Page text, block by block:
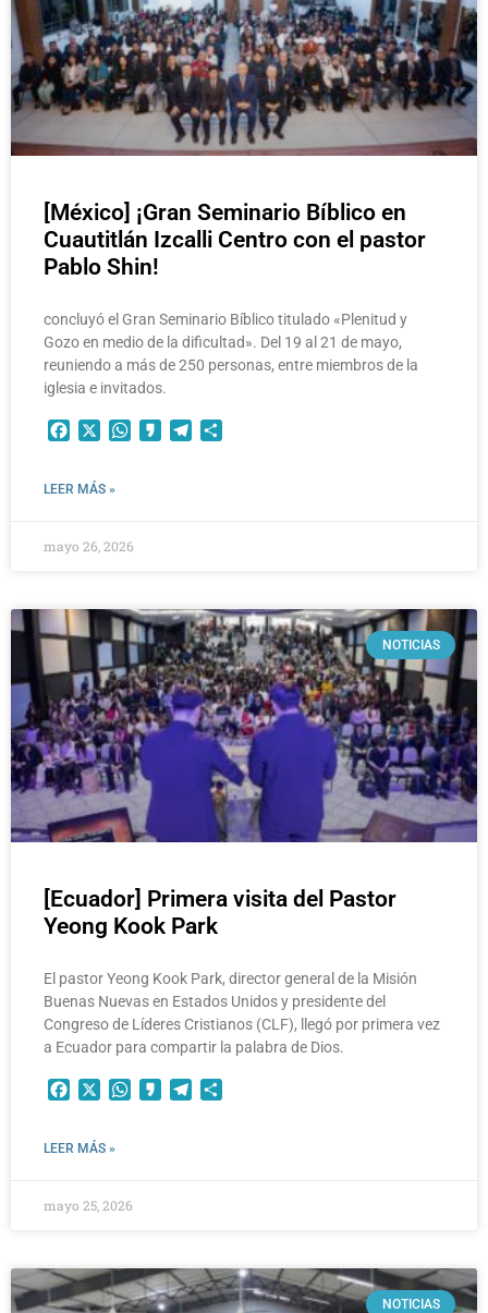
[México] ¡Gran Seminario Bíblico en
Cuautitlán Izcalli Centro con el pastor
Pablo Shin!
concluyó el Gran Seminario Bíblico titulado «Plenitud y
Gozo en medio de la dificultad». Del 19 al 21 de mayo,
reuniendo a más de 250 personas, entre miembros de la
iglesia e invitados.
FacebookWhatsApp
KakaoTelegram
LEER MÁS »
mayo 26, 2026
NOTICIAS
[Ecuador] Primera visita del Pastor
Yeong Kook Park
El pastor Yeong Kook Park, director general de la Misión
Buenas Nuevas en Estados Unidos y presidente del
Congreso de Líderes Cristianos (CLF), llegó por primera vez
a Ecuador para compartir la palabra de Dios.
FacebookWhatsApp
KakaoTelegram
LEER MÁS »
mayo 25, 2026
NOTICIAS